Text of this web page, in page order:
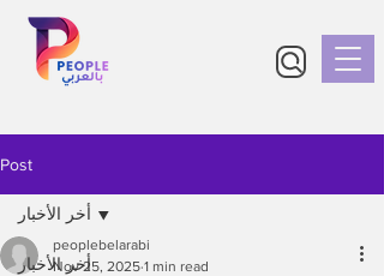
Post
أخر الأخبار
أخر الأخبار
peoplebelarabi
Nov 25, 2025 1 min read